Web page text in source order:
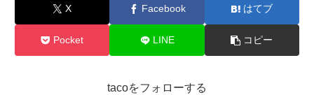
X Facebook はてブ
Pocket LINE コピー
tacoをフォローする